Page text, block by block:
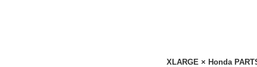
XLARGE × Honda